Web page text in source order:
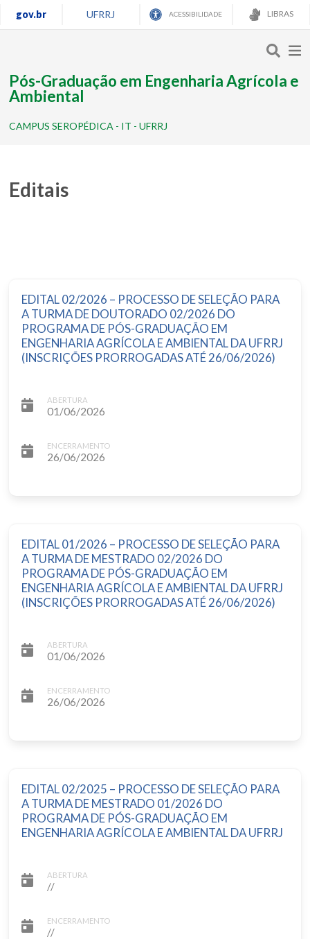
gov.br UFRRJ ACESSIBILIDADE LIBRAS
Pós-Graduação em Engenharia Agrícola e
Ambiental
CAMPUS SEROPÉDICA - IT - UFRRJ
Editais
EDITAL 02/2026 – PROCESSO DE SELEÇÃO PARA
A TURMA DE DOUTORADO 02/2026 DO
PROGRAMA DE PÓS-GRADUAÇÃO EM
ENGENHARIA AGRÍCOLA E AMBIENTAL DA UFRRJ
(INSCRIÇÕES PRORROGADAS ATÉ 26/06/2026)
ABERTURA
01/06/2026
ENCERRAMENTO
26/06/2026
EDITAL 01/2026 – PROCESSO DE SELEÇÃO PARA
A TURMA DE MESTRADO 02/2026 DO
PROGRAMA DE PÓS-GRADUAÇÃO EM
ENGENHARIA AGRÍCOLA E AMBIENTAL DA UFRRJ
(INSCRIÇÕES PRORROGADAS ATÉ 26/06/2026)
ABERTURA
01/06/2026
ENCERRAMENTO
26/06/2026
EDITAL 02/2025 – PROCESSO DE SELEÇÃO PARA
A TURMA DE MESTRADO 01/2026 DO
PROGRAMA DE PÓS-GRADUAÇÃO EM
ENGENHARIA AGRÍCOLA E AMBIENTAL DA UFRRJ
ABERTURA
//
ENCERRAMENTO
//